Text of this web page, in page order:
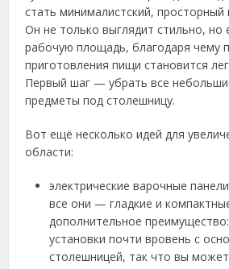
стать минималистский, просторный
Он не только выглядит стильно, но
рабочую площадь, благодаря чему
приготовления пищи становится
Первый шаг — убрать все
предметы под столешницу.
Вот ещё несколько идей для
области:
электрические варочные
все они — гладкие и
дополнительное
установки почти вровень с
столешницей, так что вы